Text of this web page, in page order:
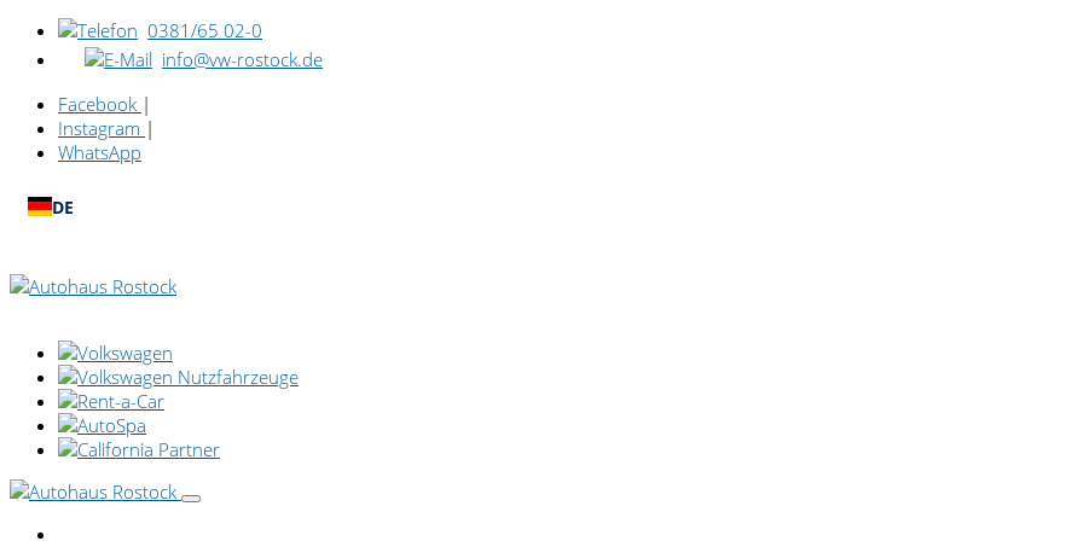
0381/65 02-0
info@vw-rostock.de
Facebook |
Instagram |
WhatsApp
DE